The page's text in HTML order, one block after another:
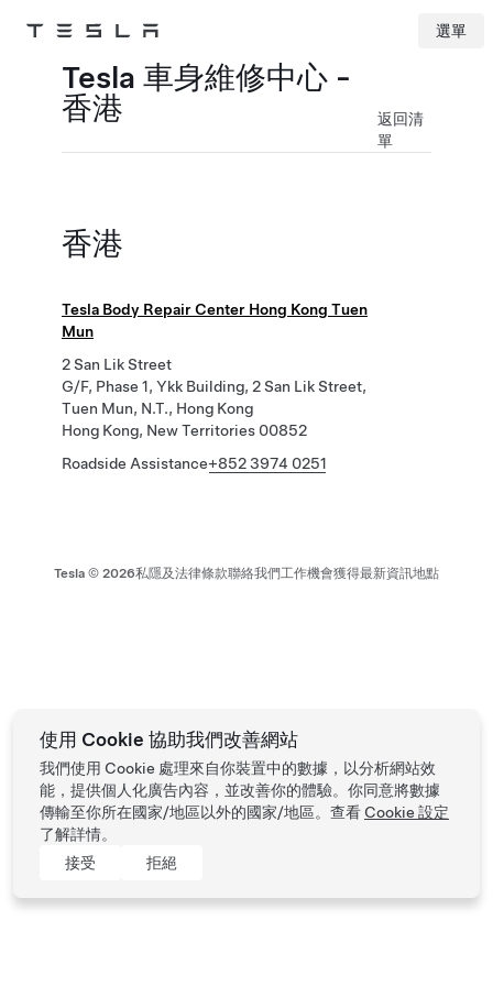
Tesla 選單
Tesla 車身維修中心 -
香港
返回清
單
香港
Tesla Body Repair Center Hong Kong Tuen
Mun
2 San Lik Street
G/F, Phase 1, Ykk Building, 2 San Lik Street,
Tuen Mun, N.T., Hong Kong
Hong Kong, New Territories 00852
Roadside Assistance+852 3974 0251
Tesla © 2026私隱及法律條款聯絡我們工作機會獲得最新資訊地點
使用 Cookie 協助我們改善網站
我們使用 Cookie 處理來自你裝置中的數據，以分析網站效
能，提供個人化廣告內容，並改善你的體驗。你同意將數據
傳輸至你所在國家/地區以外的國家/地區。查看 Cookie 設定
了解詳情。
接受
拒絕